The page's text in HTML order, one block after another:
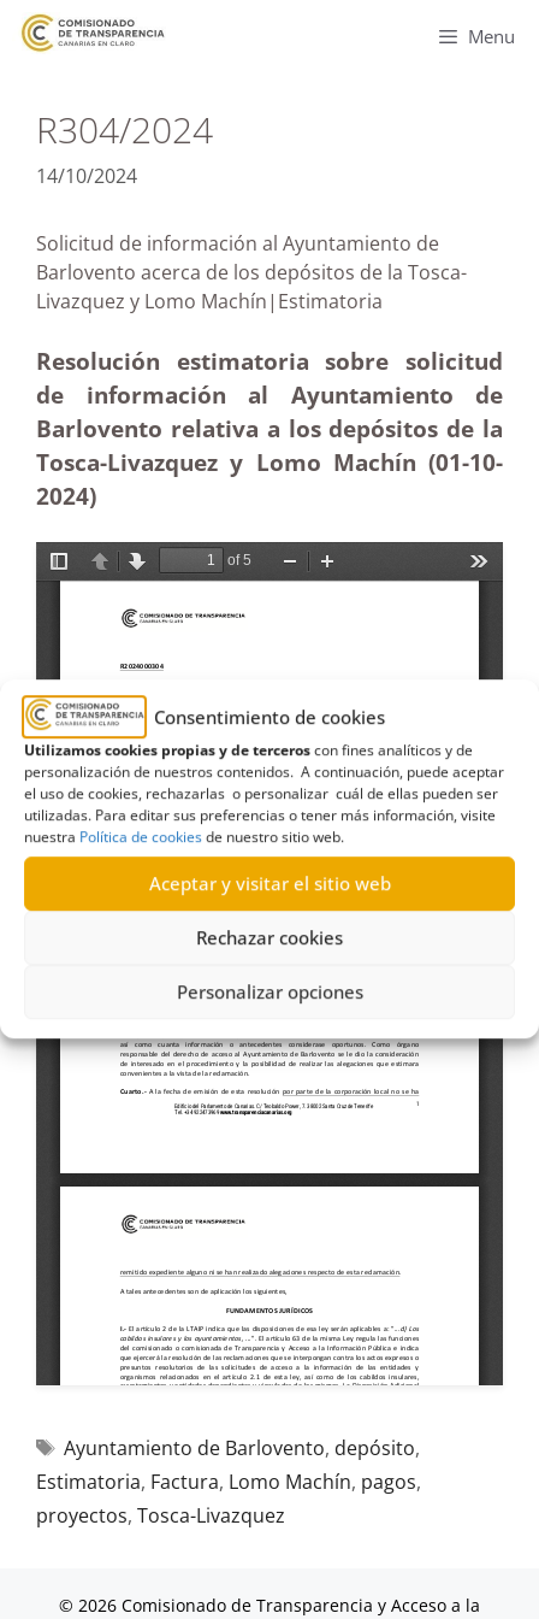
Consentimiento de cookies
Utilizamos cookies propias y de terceroscon fines analíticos y de
personalización de nuestros contenidos. A continuación, puede aceptar
el uso de cookies, rechazarlas o personalizar cuál de ellas pueden ser
utilizadas. Para editar sus preferencias o tener más información, visite
nuestra Política de cookiesde nuestro sitio web.
Aceptar y visitar el sitio web
Rechazar cookies
Personalizar opciones
Menu
R304/2024
14/10/2024
Solicitud de información al Ayuntamiento de
Barlovento acerca de los depósitos de la Tosca-
Livazquez y Lomo Machín|Estimatoria
Resolución estimatoria sobre solicitud
de información al Ayuntamiento de
Barlovento relativa a los depósitos de la
Tosca-Livazquez y Lomo Machín (01-10-
2024)
Ayuntamiento de Barlovento, depósito,
Estimatoria, Factura, Lomo Machín, pagos,
proyectos, Tosca-Livazquez
© 2026 Comisionado de Transparencia y Acceso a la